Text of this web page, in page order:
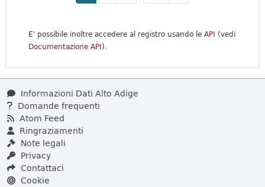
E' possibile inoltre accedere al registro usando le API (vedi
Documentazione API).
Informazioni Dati Alto Adige
Domande frequenti
Atom Feed
Ringraziamenti
Note legali
Privacy
Contattaci
Cookie